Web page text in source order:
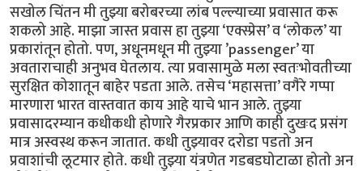
सखोल चिंतन मी तुझ्या बरोबरच्या लांब पल्ल्याच्या प्रवासात करू
शकलो आहे. माझा जास्त प्रवास हा तुझ्या ‘एक्स्प्रेस’ व ‘लोकल’ या
प्रकारांतून होतो. पण, अधूनमधून मी तुझ्या ’passenger’ या
अवताराचाही अनुभव घेतलाय. त्या प्रवासामुळे मला स्वतःभोवतीच्या
सुरक्षित कोशातून बाहेर पडता आले. तसेच ‘महासत्ता’ वगैरे गप्पा
मारणारा भारत वास्तवात काय आहे याचे भान आले. तुझ्या
प्रवासादरम्यान कधीकधी होणारे गैरप्रकार आणि काही दुखःद प्रसंग
मात्र अस्वस्थ करून जातात. कधी तुझ्यावर दरोडा पडतो अन
प्रवाशांची लूटमार होते. कधी तुझ्या यंत्रणेत गडबडघोटाळा होतो अन